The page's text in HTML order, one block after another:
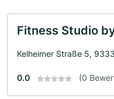
Fitness Studio
Kelheimer Straße 5,
0.0 (0